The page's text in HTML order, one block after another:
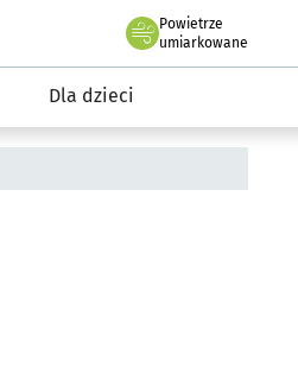
Powietrze
we Wrocławiu
umiarkowane
Dla dzieci